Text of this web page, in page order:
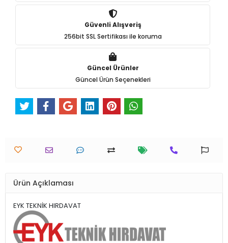
Güvenli Alışveriş
256bit SSL Sertifikası ile koruma
Güncel Ürünler
Güncel Ürün Seçenekleri
Ürün Açıklaması
EYK TEKNİK HIRDAVAT